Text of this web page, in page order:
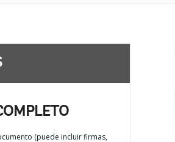
(puede incluir firmas,